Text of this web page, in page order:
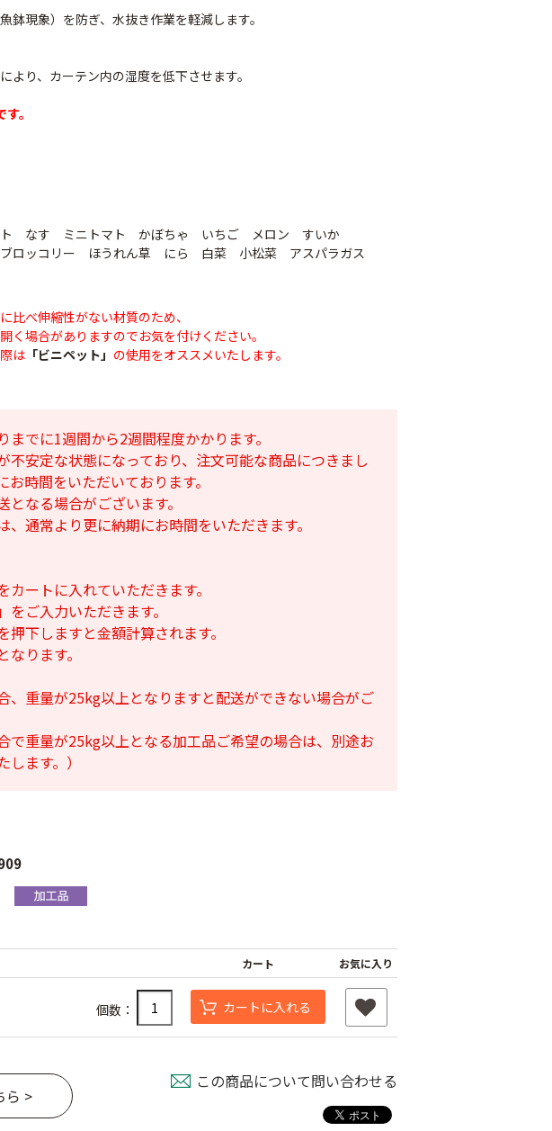
きトンネル
テキナシテープ
￥3,790
POフィルム（AG自
鉢現象）を防ぎ、水抜き作業を軽減します。
より、カーテン内の湿度を低下させます。
。
なす ミニトマト かぼちゃ いちご メロン すいか
ロッコリー ほうれん草 にら 白菜 小松菜 アスパラガス
比べ伸縮性がない材質のため、
く場合がありますのでお気を付けください。
は 「ビニペット」 の使用をオススメいたします。
までに1週間から2週間程度かかります。
不安定な状態になっており、注文可能な商品につきまし
時間をいただいております。
なる場合がございます。
通常より更に納期にお時間をいただきます。
カートに入れていただきます。
をご入力いただきます。
押下しますと金額計算されます。
なります。
、重量が25kg以上となりますと配送ができない場合がご
で重量が25kg以上となる加工品ご希望の場合は、別途お
ます。）
カート お気に入り
個数： カートに入れる
ら >
この商品について問い合わせる